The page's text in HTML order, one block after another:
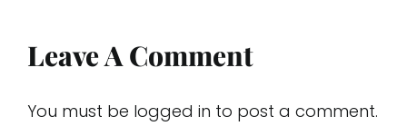
Leave A Comment
You must be logged in to post a comment.